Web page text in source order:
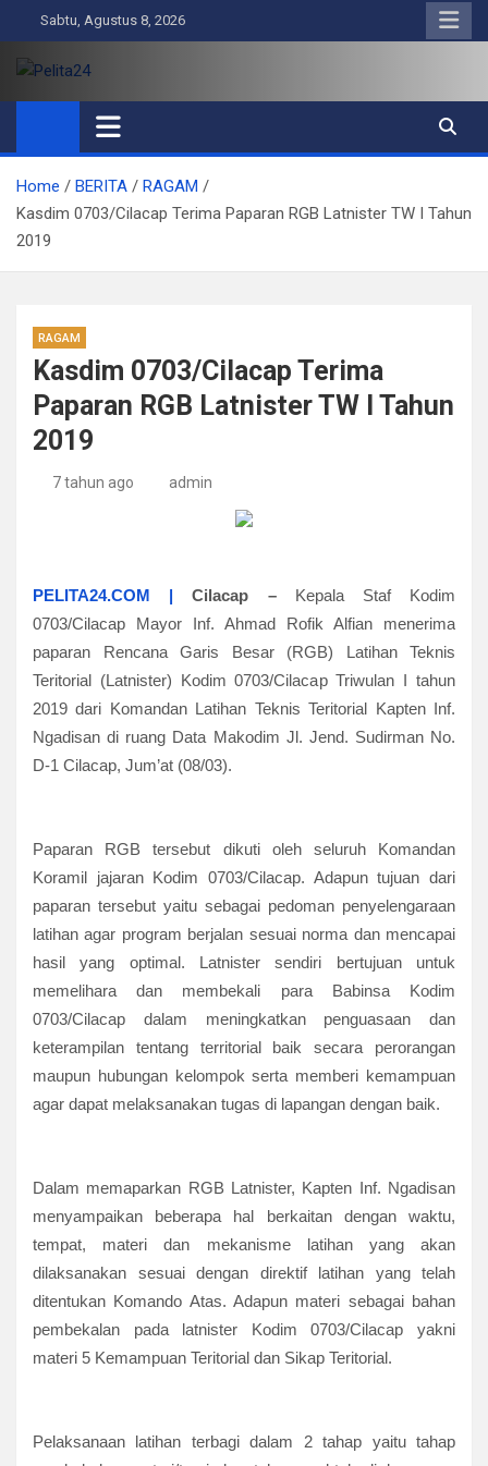
to
content
Sabtu, Agustus 8, 2026
Pelita24
Aktual, Mendalam dan Terpercaya
Home BERITA
RAGAM
Kasdim 0703/Cilacap Terima Paparan RGB Latnister TW I Tahun
2019
RAGAM
Kasdim 0703/Cilacap Terima
Paparan RGB Latnister TW I Tahun
2019
7 tahun ago admin
PELITA24.COM | Cilacap –
Kepala Staf Kodim
0703/Cilacap Mayor Inf. Ahmad Rofik Alfian menerima
paparan Rencana Garis Besar (RGB) Latihan Teknis
Teritorial (Latnister) Kodim 0703/Cilacap Triwulan I tahun
2019 dari Komandan Latihan Teknis Teritorial Kapten Inf.
Ngadisan di ruang Data Makodim Jl. Jend. Sudirman No.
D-1 Cilacap, Jum’at (08/03).
Paparan RGB tersebut dikuti oleh seluruh Komandan
Koramil jajaran Kodim 0703/Cilacap. Adapun tujuan dari
paparan tersebut yaitu sebagai pedoman penyelengaraan
latihan agar program berjalan sesuai norma dan mencapai
hasil yang optimal. Latnister sendiri bertujuan untuk
memelihara dan membekali para Babinsa Kodim
0703/Cilacap dalam meningkatkan penguasaan dan
keterampilan tentang territorial baik secara perorangan
maupun hubungan kelompok serta memberi kemampuan
agar dapat melaksanakan tugas di lapangan dengan baik.
Dalam memaparkan RGB Latnister, Kapten Inf. Ngadisan
menyampaikan beberapa hal berkaitan dengan waktu,
tempat, materi dan mekanisme latihan yang akan
dilaksanakan sesuai dengan direktif latihan yang telah
ditentukan Komando Atas. Adapun materi sebagai bahan
pembekalan pada latnister Kodim 0703/Cilacap yakni
materi 5 Kemampuan Teritorial dan Sikap Teritorial.
Pelaksanaan latihan terbagi dalam 2 tahap yaitu tahap